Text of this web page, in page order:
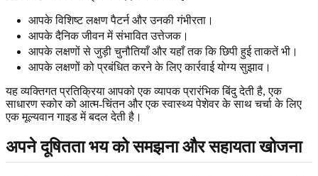
आपके विशिष्ट लक्षण पैटर्न और उनकी गंभीरता।
आपके दैनिक जीवन में संभावित उत्तेजक।
आपके लक्षणों से जुड़ी चुनौतियाँ और यहाँ तक कि छिपी हुई ताकतें भी।
आपके लक्षणों को प्रबंधित करने के लिए कार्रवाई योग्य सुझाव।
यह व्यक्तिगत प्रतिक्रिया आपको एक व्यापक प्रारंभिक बिंदु देती है, एक
साधारण स्कोर को आत्म-चिंतन और एक स्वास्थ्य पेशेवर के साथ चर्चा के लिए
एक मूल्यवान गाइड में बदल देती है।
अपने दूषितता भय को समझना और सहायता खोजना